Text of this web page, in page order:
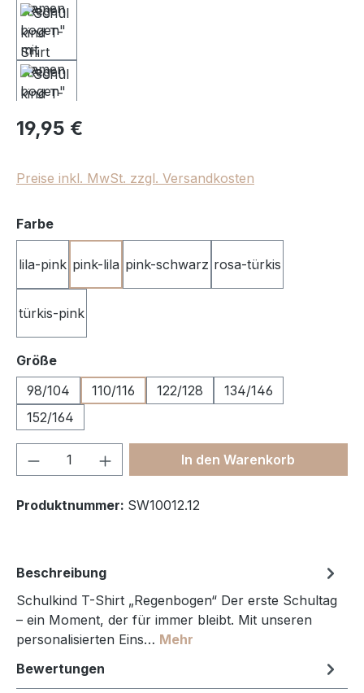
Regulärer Preis:
19,95 €
Preise inkl. MwSt. zzgl. Versandkosten
Farbeauswählen
lila-pink pink-lila pink-schwarz rosa-türkis
türkis-pink
Größeauswählen
98/104
110/116 122/128
134/146
152/164
Produkt Anzahl: Gib denIn den Warenkorb
Produktnummer: SW10012.12
Beschreibung
Schulkind T-Shirt „Regenbogen“ Der erste Schultag
– ein Moment, der für immer bleibt. Mit unseren
personalisierten Eins… Mehr
Bewertungen